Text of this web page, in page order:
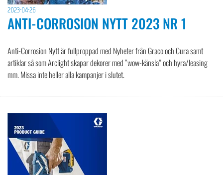
2023-04-26
ANTI-CORROSION NYTT 2023 NR 1
Anti-Corrosion Nytt är fullproppad med Nyheter från Graco och Cura samt
artiklar så som Arclight skapar dekorer med “wow-känsla” och hyra/leasing
mm. Missa inte heller alla kampanjer i slutet.